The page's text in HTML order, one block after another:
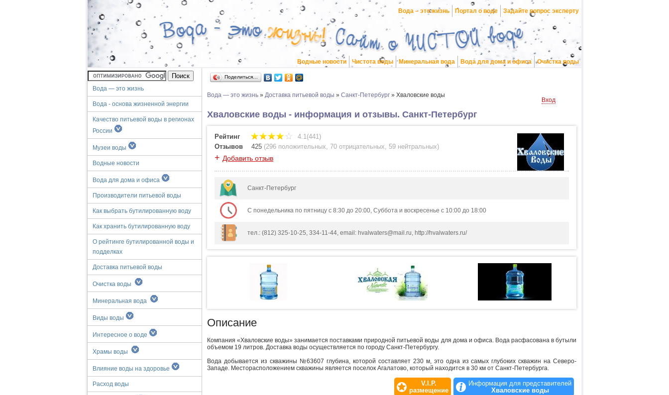
Вода – это жизнь Портал о воде Задайте вопрос эксперту
Водные новости Чистота воды Минеральная вода Вода для дома и офиса Очистка воды
Вода — это жизнь
Вода - основа жизненной энергии
Качество питьевой воды в регионах
России
Музеи воды
Водные новости
Вода для дома и офиса
Производители питьевой воды
Как выбрать бутилированную воду
Как хранить бутилированную воду
О рейтинге бутилированной воды и
подделках
Доставка питьевой воды
Очистка воды
Минеральная вода
Виды воды
Интересное о воде
Храмы воды
Влияние воды на здоровье
Расход воды
Поделиться…
Вода — это жизнь » Доставка питьевой воды » Санкт-Петербург » Хваловские воды
Вход
Хваловские воды - информация и отзывы. Санкт-Петербург
Рейтинг
4.1(441)
Отзывов
425 (296 положительных, 70 отрицательных, 59 нейтральных)
+ Добавить отзыв
Санкт-Петербург
С понедельника по пятницу с 8:30 до 20:00, Суббота и воскресенье с 10:00 до 18:00
тел.: (812) 325-10-25, 334-11-44, email: hvalwaters@mail.ru, http://hvalwaters.ru/
Описание
Компания «Хваловские воды» занимается поставками природной питьевой воды для дома и офиса. Вода расфасована в бутыли
объемом 19 литров. Доставка воды осуществляется по городу Санкт-Петербургу.
Вода добывается из скважины №63607 глубина, которой составляет 230 м, это одна из самых глубоких скважин на Северо-
Западе. Месторасположением скважины является поселок Агалатово, который находится в 30 км от Санкт-Петербурга.
V.I.P.
размещение
Информация для представителей
Хваловские воды